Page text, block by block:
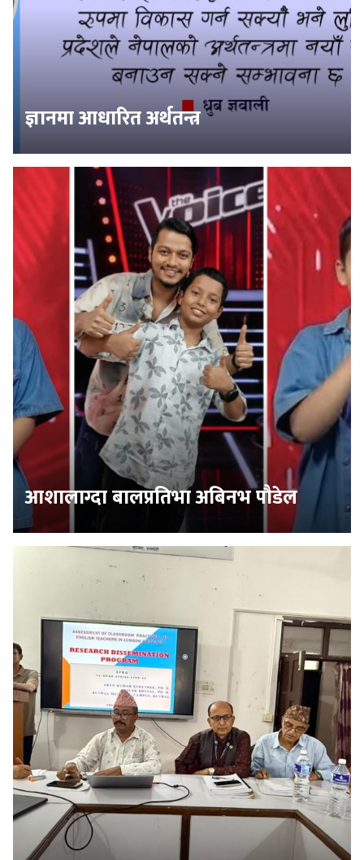
ज्ञानमा आधारित अर्थतन्त्र
आशालाग्दा बालप्रतिभा अबिनभ पौडेल